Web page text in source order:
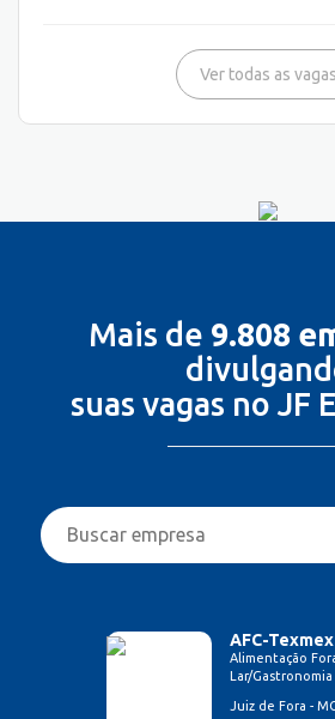
Ver todas as vagas
Mais de 9.808
suas vagas no JF
AFC-Texmex
Alimentação
Lar/Gastronomia
Juiz de Fora -